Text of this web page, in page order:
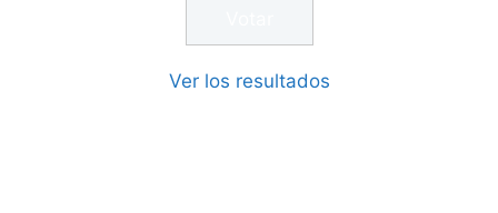
Ver los resultados